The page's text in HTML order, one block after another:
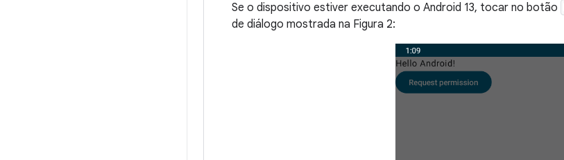
Se o dispositivo estiver executando o Android 13, tocar no botão
de diálogo mostrada na Figura 2: